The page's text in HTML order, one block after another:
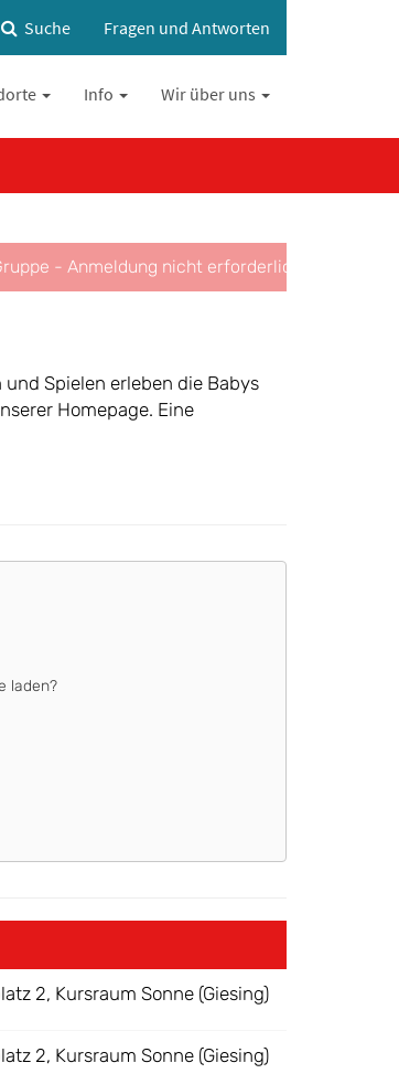
Suche Fragen und Antworten
Info Wir über uns
- Anmeldung nicht erforderlich
Spielen erleben die Babys
Homepage. Eine
laden?
2, Kursraum Sonne (Giesing)
2, Kursraum Sonne (Giesing)